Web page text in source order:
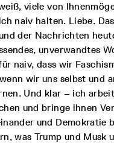
viele von
naiv halten. Liebe.
der Nachrichten
unverwandtes
naiv, dass wir
wir uns selbst und
Und klar – ich
und bringe ihnen
und Demokratie
was Trump und Musk